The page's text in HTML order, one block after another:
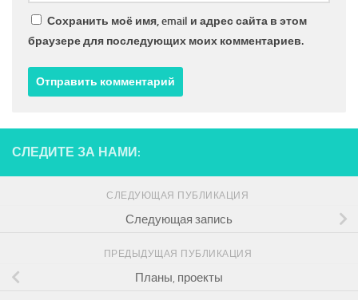
Сохранить моё имя, email и адрес сайта в этом
браузере для последующих моих комментариев.
СЛЕДИТЕ ЗА НАМИ:
СЛЕДУЮЩАЯ ПУБЛИКАЦИЯ
Следующая запись
ПРЕДЫДУЩАЯ ПУБЛИКАЦИЯ
Планы, проекты